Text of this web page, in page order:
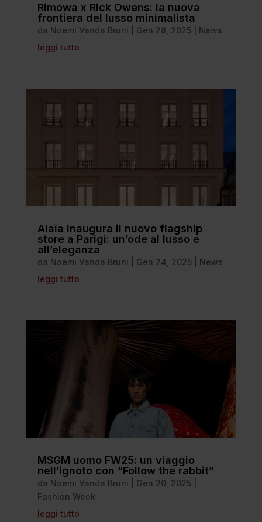
Rimowa x Rick Owens: la nuova
frontiera del lusso minimalista
da Noemi Vanda Bruni Gen 28, 2025
News
leggi tutto
Alaïa inaugura il nuovo flagship
store a Parigi: un’ode al lusso e
all’eleganza
da Noemi Vanda Bruni Gen 24, 2025
News
leggi tutto
MSGM uomo FW25: un viaggio
nell’ignoto con “Follow the rabbit”
da Noemi Vanda Bruni Gen 20, 2025
Fashion Week
leggi tutto